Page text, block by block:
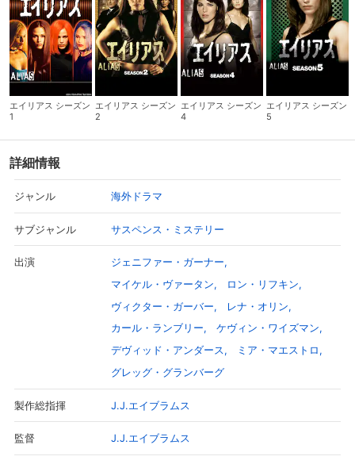
エイリアス シーズン
1
エイリアス シーズン
2
エイリアス シーズン
4
エイリアス シーズン
5
詳細情報
ジャンル 海外ドラマ
サブジャンル サスペンス・ミステリー
出演
ジェニファー・ガーナー
マイケル・ヴァータン
ロン・リフキン
ヴィクター・ガーバー
レナ・オリン
カール・ランブリー
ケヴィン・ワイズマン
デヴィッド・アンダース
ミア・マエストロ
グレッグ・グランバーグ
製作総指揮 J.J.エイブラムス
監督 J.J.エイブラムス